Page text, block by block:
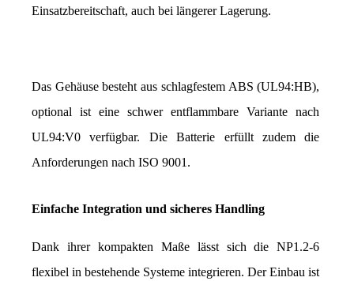
Einsatzbereitschaft, auch bei längerer Lagerung.
Das Gehäuse besteht aus schlagfestem ABS (UL94:HB),
optional ist eine schwer entflammbare Variante nach
UL94:V0 verfügbar. Die Batterie erfüllt zudem die
Anforderungen nach ISO 9001.
Einfache Integration und sicheres Handling
Dank ihrer kompakten Maße lässt sich die NP1.2-6
flexibel in bestehende Systeme integrieren. Der Einbau ist